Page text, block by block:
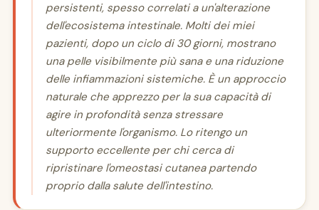
persistenti, spesso correlati a un'alterazione
dell'ecosistema intestinale. Molti dei miei
pazienti, dopo un ciclo di 30 giorni, mostrano
una pelle visibilmente più sana e una riduzione
delle infiammazioni sistemiche. È un approccio
naturale che apprezzo per la sua capacità di
agire in profondità senza stressare
ulteriormente l'organismo. Lo ritengo un
supporto eccellente per chi cerca di
ripristinare l'omeostasi cutanea partendo
proprio dalla salute dell'intestino.